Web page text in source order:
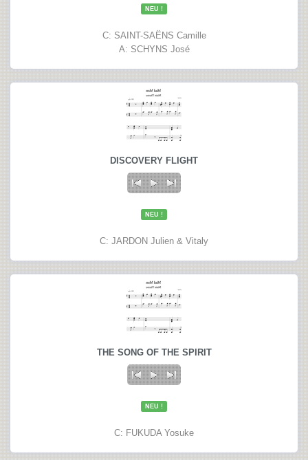
NEU !
C: SAINT-SAËNS Camille
A: SCHYNS José
DISCOVERY FLIGHT
NEU !
C: JARDON Julien & Vitaly
THE SONG OF THE SPIRIT
NEU !
C: FUKUDA Yosuke